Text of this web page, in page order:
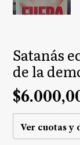
Satanás
de la
Ver cuotas y